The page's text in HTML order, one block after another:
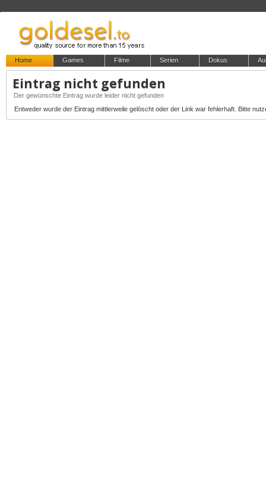
Home Games Filme Serien Dokus
Eintrag nicht gefunden
Der gewünschte Eintrag wurde leider nicht gefunden
Entweder wurde der Eintrag mittlerweile gelöscht oder der Link war fehlerhaft. Bitte